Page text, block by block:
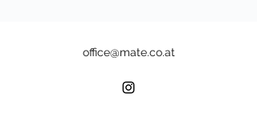
office@mate.co.at